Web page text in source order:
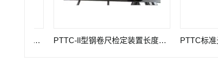
PTTC-II型钢卷尺检定装置长度计量仪器 PTTC标准光泽